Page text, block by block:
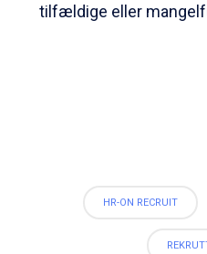
tilfældige eller
HR-ON RECRUIT